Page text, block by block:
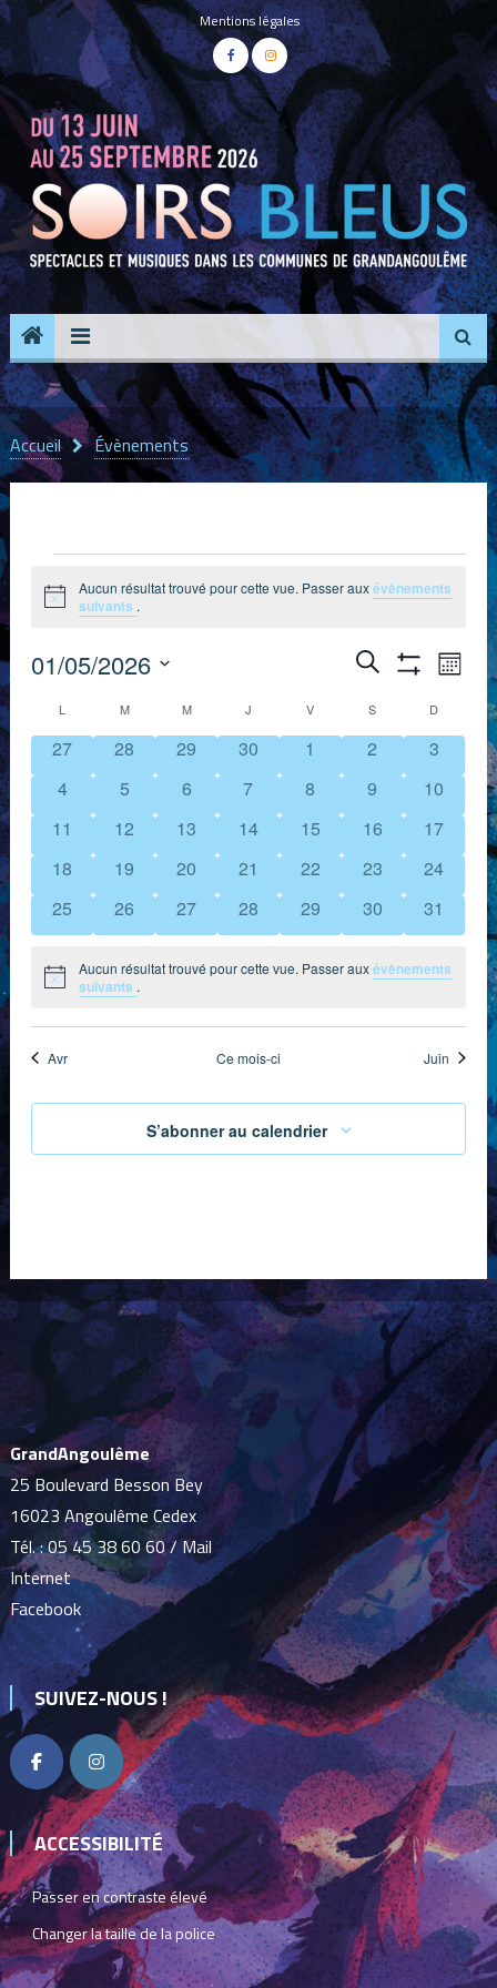
Mentions légales
Accueil Évènements
Évènements
Notice
Aucun résultat trouvé pour cette vue. Passer auxévènements
suivants .
et
navigation
de
vues
Recherche
Filtres
Mois
01/05/2026
date.
Calendrier
de
Évènements
L M M MERCREDI
J V VENDREDI
S D
0
évènements
27
0
évènements
28
0
évènements
29
0
évènements
30
0
évènements
1
0
évènements
2
0
3
0
évènements
4
0
évènements
5
0
évènements
6
0
évènements
7
0
évènements
8
0
évènements
9
0
10
0
évènements
11
0
évènements
12
0
évènements
13
0
évènements
14
0
évènements
15
0
évènements
16
0
17
0
évènements
18
0
évènements
19
0
évènements
20
0
évènements
21
0
évènements
22
0
évènements
23
0
24
0
évènements
25
0
évènements
26
0
évènements
27
0
évènements
28
0
évènements
29
0
évènements
30
0
31
Notice
Aucun résultat trouvé pour cette vue. Passer auxévènements
suivants .
Avr Ce mois-ci Juin
S’abonner au calendrier
GrandAngoulême
25 Boulevard Besson Bey
16023 Angoulême Cedex
Tél. :05 45 38 60 60/Mail
Internet
Facebook
SUIVEZ-NOUS !
ACCESSIBILITÉ
Passer en contraste élevé
Changer la taille de la police
Panneau de gestion des cookies